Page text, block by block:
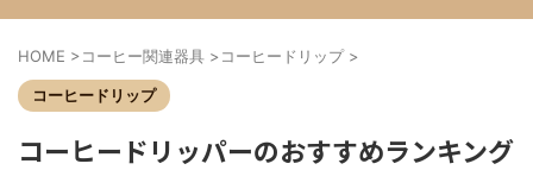
HOME >コーヒー関連器具 >コーヒードリップ >
コーヒードリップ
コーヒードリッパーのおすすめランキング